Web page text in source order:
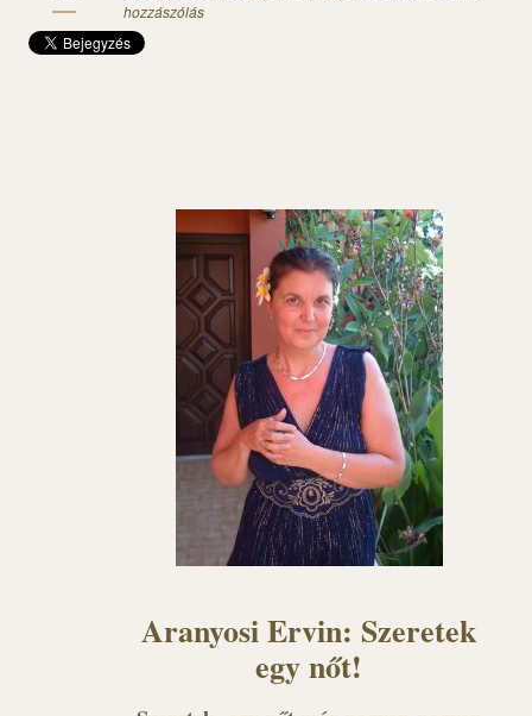
hozzászólás
Aranyosi Ervin: Szeretek
egy nőt!